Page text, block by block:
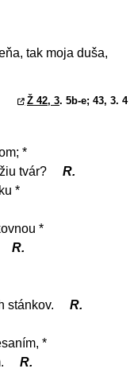
tak moja duša,
Ž 42, 3. 5b-e; 43, 3. 4
*
tvár?
R.
*
*
R.
stánkov.
R.
*
R.